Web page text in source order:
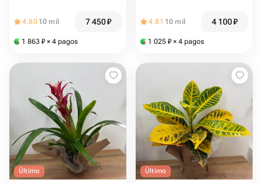
4.80 10 mil 7 450₽
1 863 ₽ × 4 pagos
4.81 10 mil 4 100₽
1 025 ₽ × 4 pagos
Último Último